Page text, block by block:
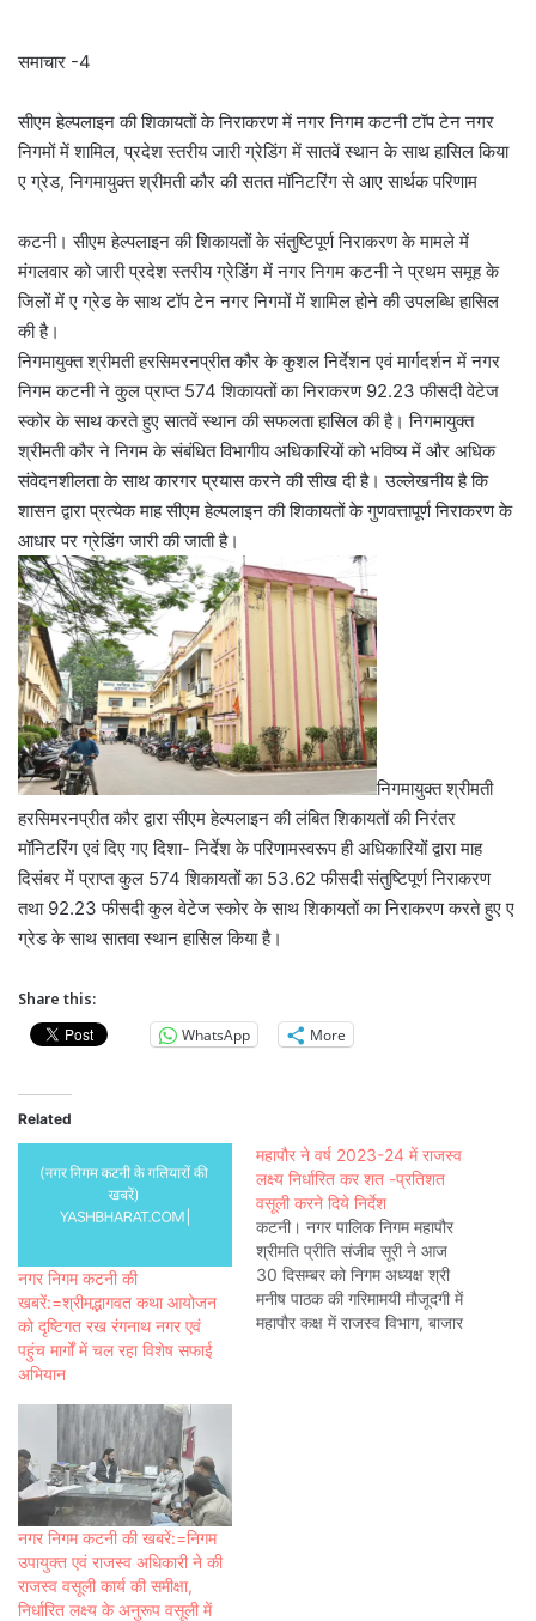
समाचार -4
सीएम हेल्पलाइन की शिकायतों के निराकरण में नगर निगम कटनी टॉप टेन नगर
निगमों में शामिल, प्रदेश स्तरीय जारी ग्रेडिंग में सातवें स्थान के साथ हासिल किया
ए ग्रेड, निगमायुक्त श्रीमती कौर की सतत मॉनिटरिंग से आए सार्थक परिणाम
कटनी। सीएम हेल्पलाइन की शिकायतों के संतुष्टिपूर्ण निराकरण के मामले में
मंगलवार को जारी प्रदेश स्तरीय ग्रेडिंग में नगर निगम कटनी ने प्रथम समूह के
जिलों में ए ग्रेड के साथ टॉप टेन नगर निगमों में शामिल होने की उपलब्धि हासिल
की है।
निगमायुक्त श्रीमती हरसिमरनप्रीत कौर के कुशल निर्देशन एवं मार्गदर्शन में नगर
निगम कटनी ने कुल प्राप्त 574 शिकायतों का निराकरण 92.23 फीसदी वेटेज
स्कोर के साथ करते हुए सातवें स्थान की सफलता हासिल की है। निगमायुक्त
श्रीमती कौर ने निगम के संबंधित विभागीय अधिकारियों को भविष्य में और अधिक
संवेदनशीलता के साथ कारगर प्रयास करने की सीख दी है। उल्लेखनीय है कि
शासन द्वारा प्रत्येक माह सीएम हेल्पलाइन की शिकायतों के गुणवत्तापूर्ण निराकरण के
आधार पर ग्रेडिंग जारी की जाती है।
निगमायुक्त श्रीमती
हरसिमरनप्रीत कौर द्वारा सीएम हेल्पलाइन की लंबित शिकायतों की निरंतर
मॉनिटरिंग एवं दिए गए दिशा- निर्देश के परिणामस्वरूप ही अधिकारियों द्वारा माह
दिसंबर में प्राप्त कुल 574 शिकायतों का 53.62 फीसदी संतुष्टिपूर्ण निराकरण
तथा 92.23 फीसदी कुल वेटेज स्कोर के साथ शिकायतों का निराकरण करते हुए ए
ग्रेड के साथ सातवा स्थान हासिल किया है।
Share this:
WhatsApp
More
Related
नगर निगम कटनी की
खबरें:=श्रीमद्भागवत कथा आयोजन
को दृष्टिगत रख रंगनाथ नगर एवं
पहुंच मार्गों में चल रहा विशेष सफाई
अभियान
महापौर ने वर्ष 2023-24 में राजस्व
लक्ष्य निर्धारित कर शत -प्रतिशत
वसूली करने दिये निर्देश
कटनी। नगर पालिक निगम महापौर
श्रीमति प्रीति संजीव सूरी ने आज
30 दिसम्बर को निगम अध्यक्ष श्री
मनीष पाठक की गरिमामयी मौजूदगी में
महापौर कक्ष में राजस्व विभाग, बाजार
नगर निगम कटनी की खबरें:=निगम
उपायुक्त एवं राजस्व अधिकारी ने की
राजस्व वसूली कार्य की समीक्षा,
निर्धारित लक्ष्य के अनुरूप वसूली में